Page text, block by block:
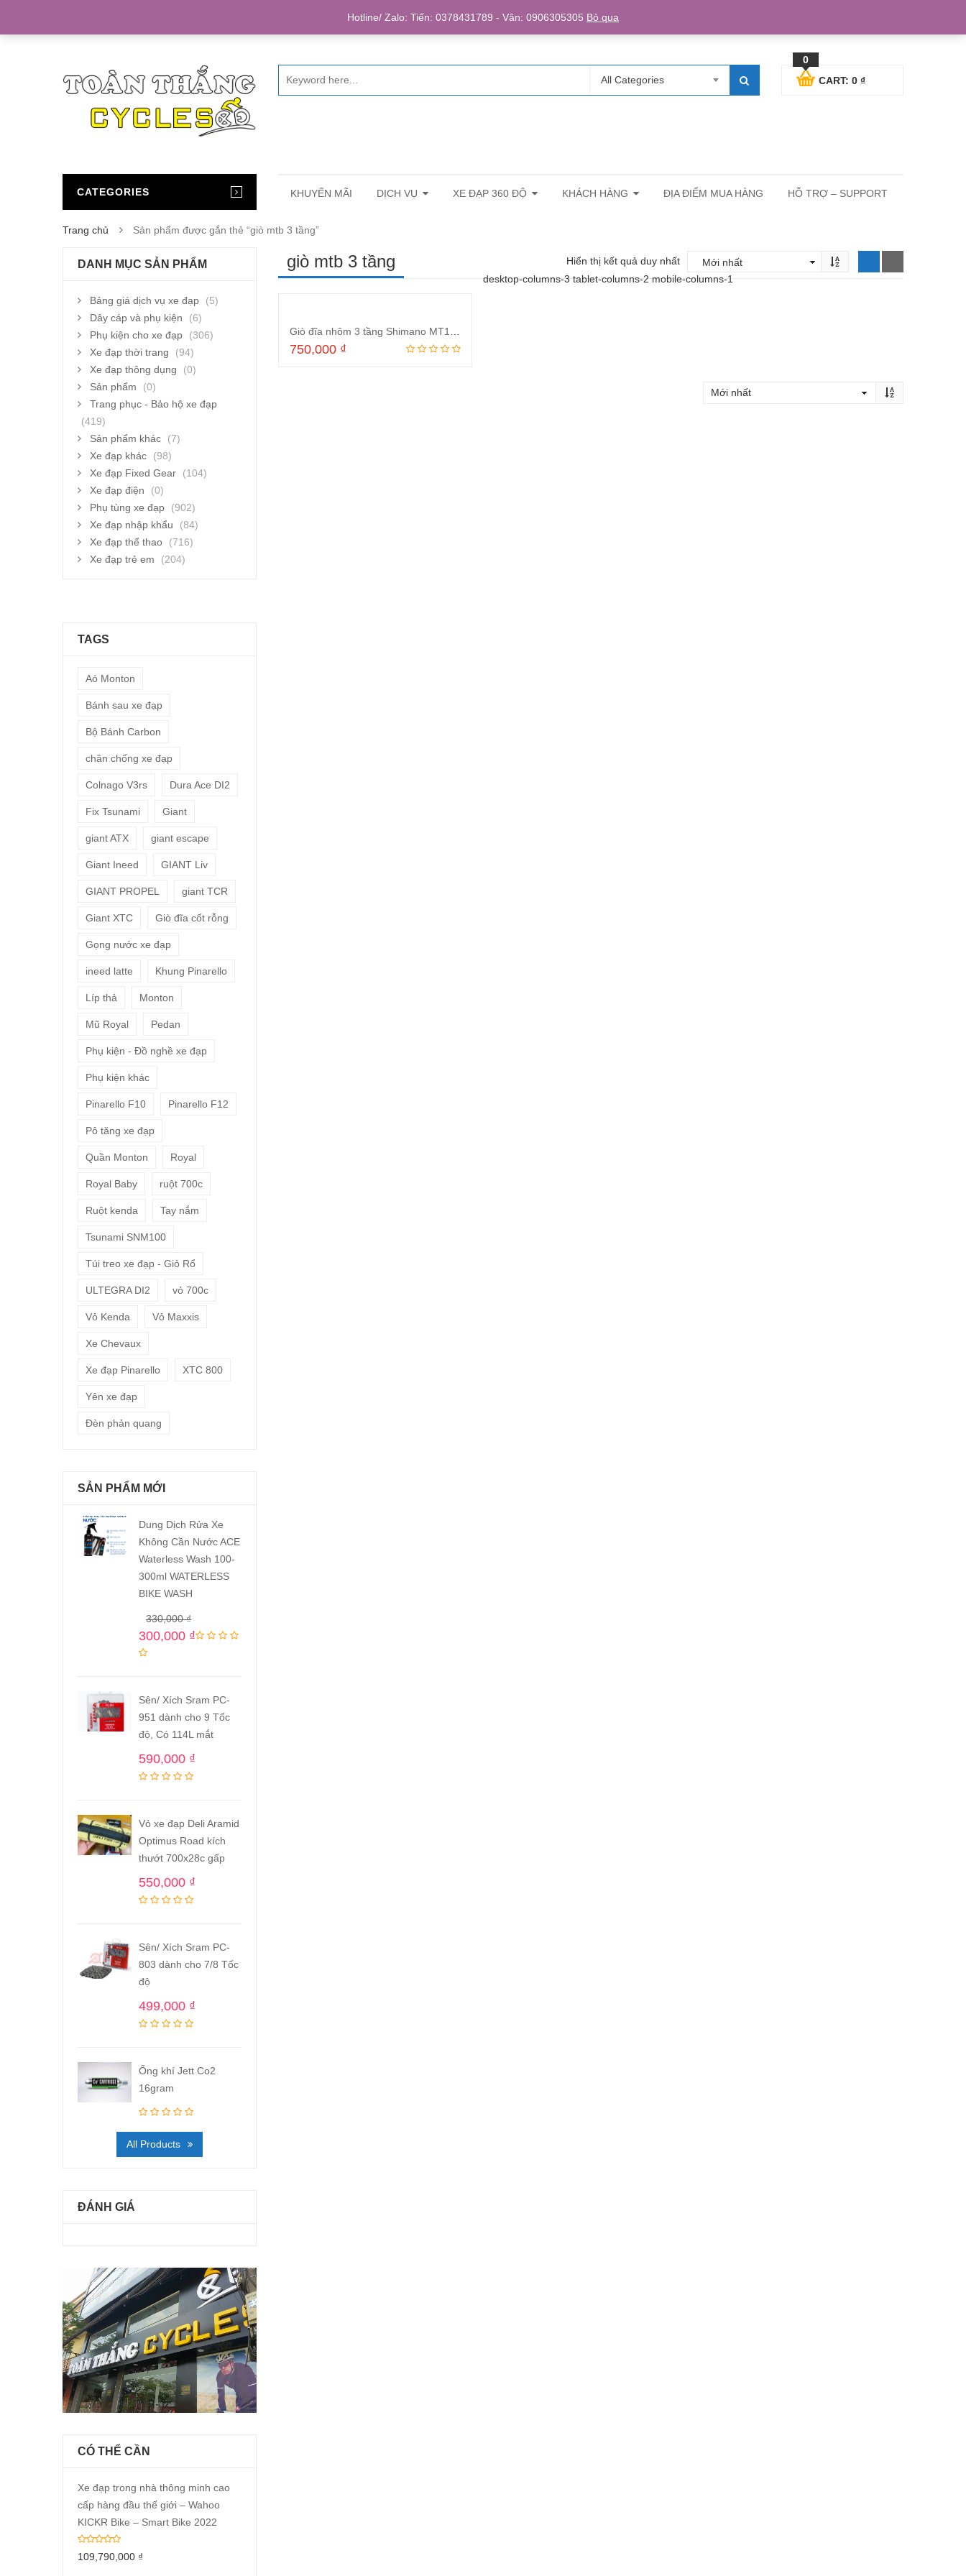
Login/Register
All Categories
0
CART: 0 ₫
CATEGORIES KHUYẾN MÃI DỊCH VỤ XE ĐẠP 360 ĐỘ KHÁCH HÀNG ĐỊA ĐIỂM MUA HÀNG HỖ TRỢ – SUPPORT
Trang chủ Sản phẩm được gắn thẻ “giò mtb 3 tầng”
giò mtb 3 tầng
Hiển thị kết quả duy nhất
desktop-columns-3 tablet-columns-2 mobile-columns-1
750,000 ₫
DANH MỤC SẢN PHẨM
Bảng giá dịch vụ xe đạp
(5)
Dây cáp và phụ kiện
(6)
Phụ kiện cho xe đạp
(306)
Xe đạp thời trang
(94)
Xe đạp thông dụng
(0)
Sản phẩm
(0)
Trang phục - Bảo hộ xe đạp
(419)
Sản phẩm khác
(7)
Xe đạp khác
(98)
Xe đạp Fixed Gear
(104)
Xe đạp điện
(0)
Phụ tùng xe đạp
(902)
Xe đạp nhập khẩu
(84)
Xe đạp thể thao
(716)
Xe đạp trẻ em
(204)
TAGS
Aó Monton
Bánh sau xe đạp
Bộ Bánh Carbon
chân chống xe đạp
Colnago V3rs Dura Ace DI2
Fix Tsunami Giant
giant ATX giant escape
Giant Ineed GIANT Liv
GIANT PROPEL giant TCR
Giant XTC Giò đĩa cốt rỗng
Gọng nước xe đạp
ineed latte Khung Pinarello
Líp thả Monton
Mũ Royal Pedan
Phụ kiện - Đồ nghề xe đạp
Phụ kiện khác
Pinarello F10 Pinarello F12
Pô tăng xe đạp
Quần Monton Royal
Royal Baby ruột 700c
Ruột kenda Tay nắm
Tsunami SNM100
Túi treo xe đạp - Giỏ Rổ
ULTEGRA DI2 vỏ 700c
Vỏ Kenda Vỏ Maxxis
Xe Chevaux
Xe đạp Pinarello XTC 800
Yên xe đạp
Đèn phản quang
SẢN PHẨM MỚI
Dung Dịch Rửa Xe
Không Cần Nước ACE
Waterless Wash 100-
300ml WATERLESS
BIKE WASH
330,000₫
300,000 ₫
Sên/ Xích Sram PC-
951 dành cho 9 Tốc
độ, Có 114L mắt
590,000 ₫
Vỏ xe đạp Deli Aramid
Optimus Road kích
thướt 700x28c gấp
550,000 ₫
Sên/ Xích Sram PC-
803 dành cho 7/8 Tốc
độ
499,000 ₫
Ống khí Jett Co2
16gram
All Products
ĐÁNH GIÁ
CÓ THỂ CẦN
Xe đạp trong nhà thông minh cao
cấp hàng đầu thế giới – Wahoo
KICKR Bike – Smart Bike 2022
109,790,000 ₫
Hotline/ Zalo: Tiến: 0378431789 - Vân: 0906305305 Bỏ qua